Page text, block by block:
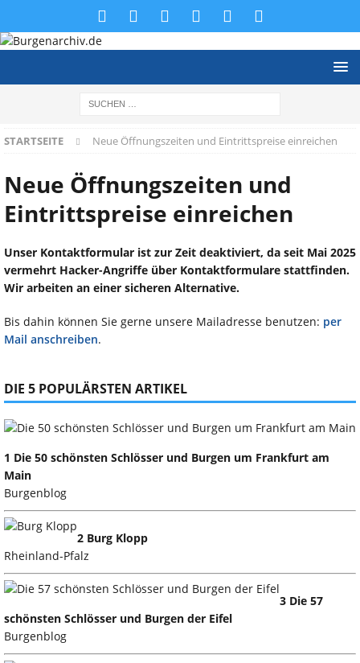
STARTSEITE Neue Öffnungszeiten und Eintrittspreise einreichen
Neue Öffnungszeiten und
Eintrittspreise einreichen
Unser Kontaktformular ist zur Zeit deaktiviert, da seit Mai 2025
vermehrt Hacker-Angriffe über Kontaktformulare stattfinden.
Wir arbeiten an einer sicheren Alternative.
Bis dahin können Sie gerne unsere Mailadresse benutzen: per
Mail anschreiben.
DIE 5 POPULÄRSTEN ARTIKEL
1 Die 50 schönsten Schlösser und Burgen um Frankfurt am
Main
Burgenblog
2 Burg Klopp
Rheinland-Pfalz
3 Die 57
schönsten Schlösser und Burgen der Eifel
Burgenblog